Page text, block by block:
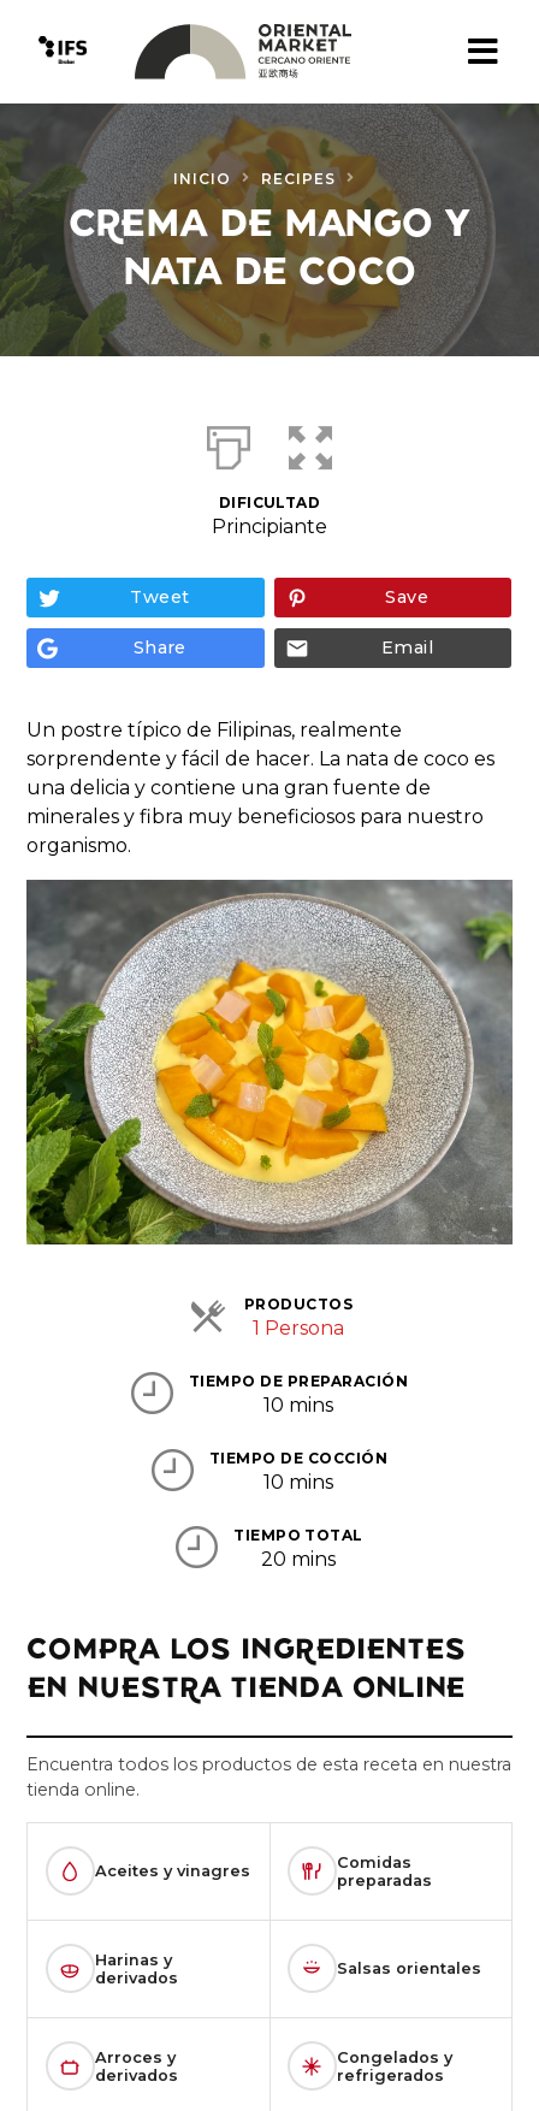
Tipo de Cocina
China
Vietnamita
Japonesa
TIENDA ONLINE
Aceites y vinagres
Arroces y derivados
Comidas preparadas
Congelados y refrigerados
Dim Sum
Especias y condimentos
Harinas y derivados
Libros de cocina
Miso
Salsas
Bebidas alcohólicas
Packs
Semillas y legumbres
Semillas y verduras secas
Snacks
Tallarines y fideos orientales
Ramen y fideos instantáneos
Verduras y frutas en conserva
Verduras, hortalizas y frutas exóticas
frescas
Zumos y bebidas refrescantes
Contacto
Área Profesional
INICIO RECIPES
CREMA DE MANGO Y
NATA DE COCO
DIFICULTAD
Principiante
Tweet Save
Share Email
Un postre típico de Filipinas, realmente
sorprendente y fácil de hacer. La nata de coco es
una delicia y contiene una gran fuente de
minerales y fibra muy beneficiosos para nuestro
organismo.
PRODUCTOS
1 Persona
TIEMPO DE PREPARACIÓN
10 mins
TIEMPO DE COCCIÓN
10 mins
TIEMPO TOTAL
20 mins
COMPRA LOS INGREDIENTES
EN NUESTRA TIENDA ONLINE
Encuentra todos los productos de esta receta en nuestra
tienda online.
Aceites y vinagres
Comidas
preparadas
Harinas y
derivados
Salsas orientales
Arroces y
derivados
Congelados y
refrigerados